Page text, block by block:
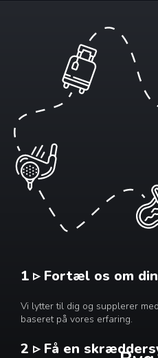
1 ▹ Fortæl os om
Vi lytter til dig og supplerer
baseret på vores erfaring.
2 ▹ Få en